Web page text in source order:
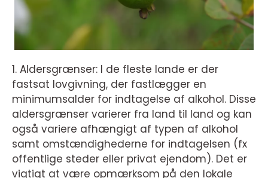
1. Aldersgrænser: I de fleste lande er der
fastsat lovgivning, der fastlægger en
minimumsalder for indtagelse af alkohol. Disse
aldersgrænser varierer fra land til land og kan
også variere afhængigt af typen af alkohol
samt omstændighederne for indtagelsen (fx
offentlige steder eller privat ejendom). Det er
vigtigt at være opmærksom på den lokale